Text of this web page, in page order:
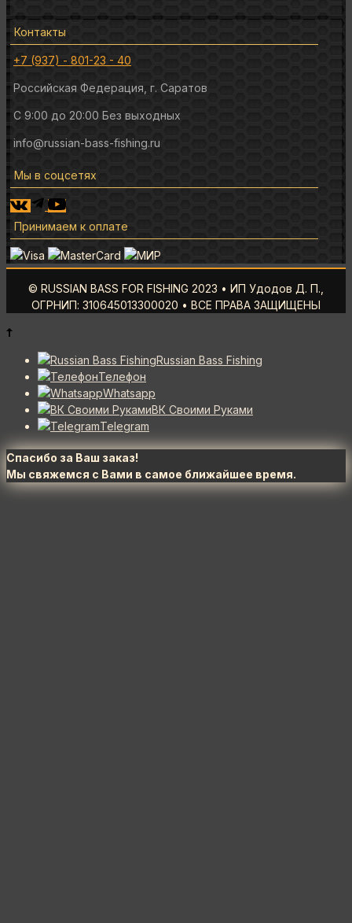
Контакты
+7 (937) - 801-23 - 40
Российская Федерация, г. Саратов
C 9:00 до 20:00 Без выходных
info@russian-bass-fishing.ru
Мы в соцсетях
Принимаем к оплате
© RUSSIAN BASS FOR FISHING 2023 • ИП Удодов Д. П.,
ОГРНИП: 310645013300020 • ВСЕ ПРАВА ЗАЩИЩЕНЫ
Russian Bass Fishing
Телефон
Whatsapp
ВК Своими Руками
Telegram
Спасибо за Ваш заказ!
Мы свяжемся с Вами в самое ближайшее время.